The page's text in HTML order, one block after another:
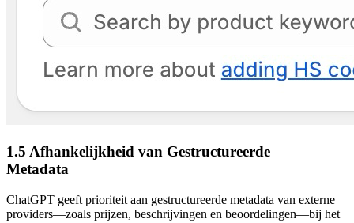
1.5 Afhankelijkheid van Gestructureerde
Metadata
ChatGPT geeft prioriteit aan gestructureerde metadata van externe
providers—zoals prijzen, beschrijvingen en beoordelingen—bij het